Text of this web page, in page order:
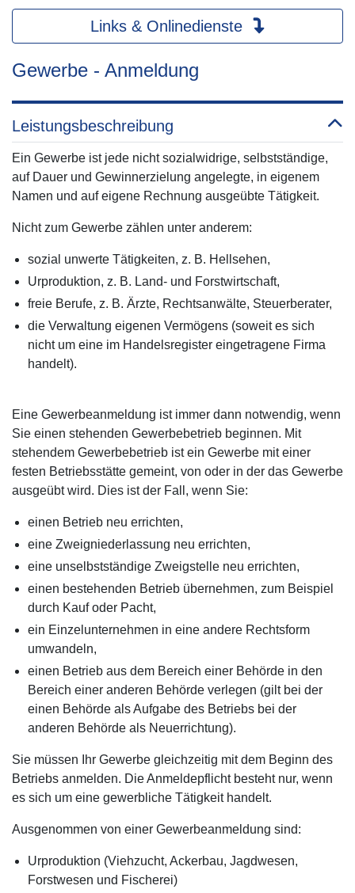
Links & Onlinedienste
Gewerbe - Anmeldung
Leistungsbeschreibung
Ein Gewerbe ist jede nicht sozialwidrige, selbstständige,
auf Dauer und Gewinnerzielung angelegte, in eigenem
Namen und auf eigene Rechnung ausgeübte Tätigkeit.
Nicht zum Gewerbe zählen unter anderem:
sozial unwerte Tätigkeiten, z. B. Hellsehen,
Urproduktion, z. B. Land- und Forstwirtschaft,
freie Berufe, z. B. Ärzte, Rechtsanwälte, Steuerberater,
die Verwaltung eigenen Vermögens (soweit es sich
nicht um eine im Handelsregister eingetragene Firma
handelt).
Eine Gewerbeanmeldung ist immer dann notwendig, wenn
Sie einen stehenden Gewerbebetrieb beginnen. Mit
stehendem Gewerbebetrieb ist ein Gewerbe mit einer
festen Betriebsstätte gemeint, von oder in der das Gewerbe
ausgeübt wird. Dies ist der Fall, wenn Sie:
einen Betrieb neu errichten,
eine Zweigniederlassung neu errichten,
eine unselbstständige Zweigstelle neu errichten,
einen bestehenden Betrieb übernehmen, zum Beispiel
durch Kauf oder Pacht,
ein Einzelunternehmen in eine andere Rechtsform
umwandeln,
einen Betrieb aus dem Bereich einer Behörde in den
Bereich einer anderen Behörde verlegen (gilt bei der
einen Behörde als Aufgabe des Betriebs bei der
anderen Behörde als Neuerrichtung).
Sie müssen Ihr Gewerbe gleichzeitig mit dem Beginn des
Betriebs anmelden. Die Anmeldepflicht besteht nur, wenn
es sich um eine gewerbliche Tätigkeit handelt.
Ausgenommen von einer Gewerbeanmeldung sind:
Urproduktion (Viehzucht, Ackerbau, Jagdwesen,
Forstwesen und Fischerei)